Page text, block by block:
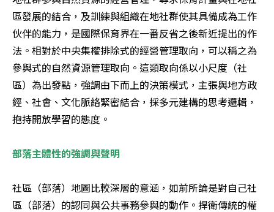
區發展的結合，及訓練與組織在地社群使其具備成為工作
伙伴的能力，是國際保育界在一番反省之後新近提出的作
法。相對於中央集權排除式的經營管理取向，可以稱之為
參與式的自然資源管理取向。這類取向係以小尺度（社
區）為出發點，強調由下而上的決策模式，主張與地方政
經、社會、文化脈絡緊密結合，採多元建構的思考邏輯，
部落主體性的強調與聲明
社區（部落）地圖比較深層的意涵，如前所論是對自己社
區（部落）的認同與公共事務參與的動作。捍衛傳統的權